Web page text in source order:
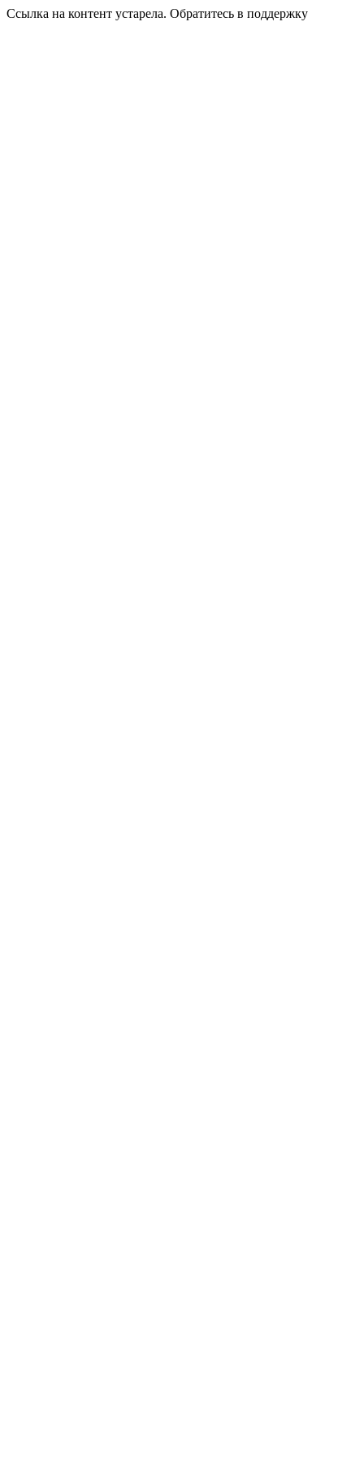
Ссылка на контент устарела. Обратитесь в поддержку